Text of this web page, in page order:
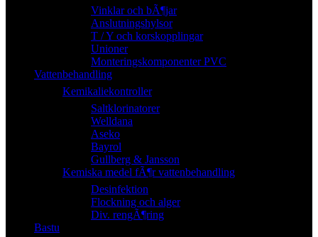
Vinklar och bÃ¶jar
Anslutningshylsor
T / Y och korskopplingar
Unioner
Monteringskomponenter PVC
Vattenbehandling
Kemikaliekontroller
Saltklorinatorer
Welldana
Aseko
Bayrol
Gullberg & Jansson
Kemiska medel fÃ¶r vattenbehandling
Desinfektion
Flockning och alger
Div. rengÃ¶ring
Bastu